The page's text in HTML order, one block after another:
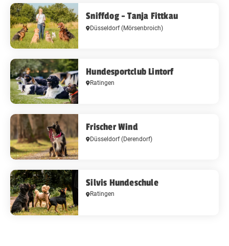
Sniffdog - Tanja Fittkau
Düsseldorf(Mörsenbroich)
Hundesportclub Lintorf
Ratingen
Frischer Wind
Düsseldorf(Derendorf)
Silvis Hundeschule
Ratingen